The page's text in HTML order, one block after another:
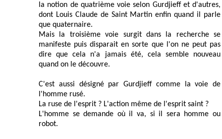
la notion de quatrième voie selon Gurdjieff et d'autres,
dont Louis Claude de Saint Martin enfin quand il parle
que quaternaire.
Mais la troisième voie surgit dans la recherche se
manifeste puis disparait en sorte que l'on ne peut pas
dire que cela n'a jamais été, cela semble nouveau
quand on le découvre.
C'est aussi désigné par Gurdjieff comme la voie de
l'homme rusé.
La ruse de l'esprit ? L'action même de l'esprit saint ?
L'homme se demande où il va, si il sera homme ou
robot.